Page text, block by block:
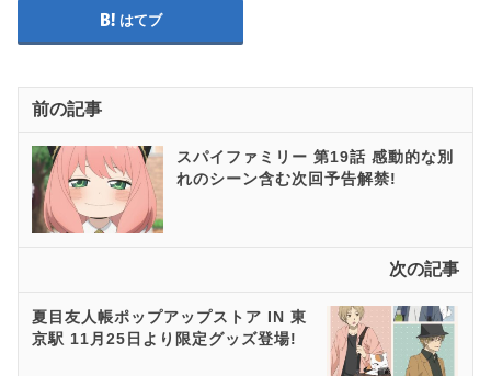
はてブ
前の記事
スパイファミリー 第19話 感動的な別
れのシーン含む次回予告解禁!
次の記事
夏目友人帳ポップアップストア IN 東
京駅 11月25日より限定グッズ登場!